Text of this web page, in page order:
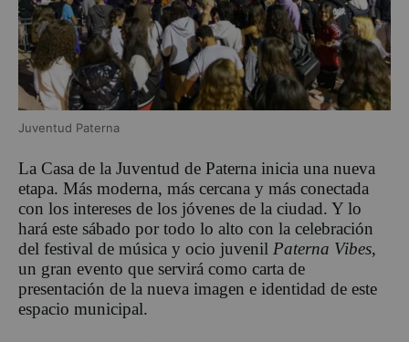
Juventud Paterna
La Casa de la Juventud de Paterna inicia una nueva
etapa. Más moderna, más cercana y más conectada
con los intereses de los jóvenes de la ciudad. Y lo
hará este sábado por todo lo alto con la celebración
del festival de música y ocio juvenil Paterna Vibes,
un gran evento que servirá como carta de
presentación de la nueva imagen e identidad de este
espacio municipal.